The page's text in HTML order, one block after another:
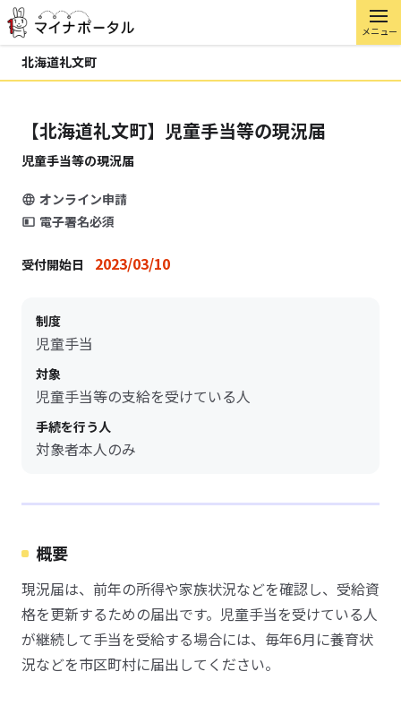
メニュー
北海道礼文町
【北海道礼文町】児童手当等の現況届
児童手当等の現況届
オンライン申請
電子署名必須
受付開始日 2023/03/10
制度
児童手当
対象
児童手当等の支給を受けている人
手続を行う人
対象者本人のみ
概要
現況届は、前年の所得や家族状況などを確認し、受給資
格を更新するための届出です。児童手当を受けている人
が継続して手当を受給する場合には、毎年6月に養育状
況などを市区町村に届出してください。